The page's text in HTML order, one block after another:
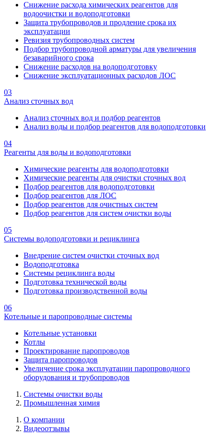
Снижение расхода химических реагентов для
водоочистки и водоподготовки
Защита трубопроводов и продление срока их
эксплуатации
Ревизия трубопроводных систем
Подбор трубопроводной арматуры для увеличения
безаварийного срока
Снижение расходов на водоподготовку
Снижение эксплуатационных расходов ЛОС
03
Анализ сточных вод
Анализ сточных вод и подбор реагентов
Анализ воды и подбор реагентов для водоподготовки
04
Реагенты для воды и водоподготовки
Химические реагенты для водоподготовки
Химические реагенты для очистки сточных вод
Подбор реагентов для водоподготовки
Подбор реагентов для ЛОС
Подбор реагентов для очистных систем
Подбор реагентов для систем очистки воды
05
Системы водоподготовки и рециклинга
Внедрение систем очистки сточных вод
Водоподготовка
Системы рециклинга воды
Подготовка технической воды
Подготовка производственной воды
06
Котельные и паропроводные системы
Котельные установки
Котлы
Проектирование паропроводов
Защита паропроводов
Увеличение срока эксплуатации паропроводного
оборудования и трубопроводов
Системы очистки воды
Промышленная химия
О компании
Видеоотзывы